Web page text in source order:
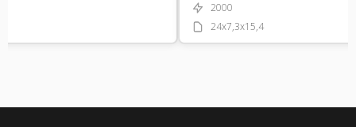
2000
24x7,3x15,4